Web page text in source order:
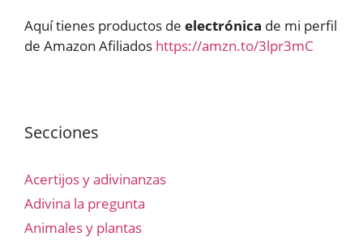
Aquí tienes productos de electrónica de mi perfil
de Amazon Afiliados https://amzn.to/3lpr3mC
Secciones
Acertijos y adivinanzas
Adivina la pregunta
Animales y plantas